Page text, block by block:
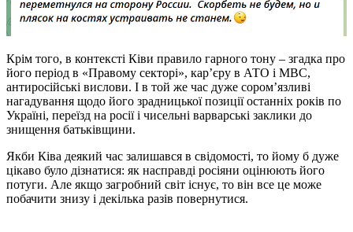
Крім того, в контексті Ківи правило гарного тону – згадка про
його період в «Правому секторі», кар’єру в АТО і МВС,
антиросійські вислови. І в той же час дуже сором’язливі
нагадування щодо його зрадницької позиції останніх років по
Україні, переїзд на росії і чисельні варварські заклики до
знищення батьківщини.
Якби Ківа деякий час залишався в свідомості, то йому б дуже
цікаво було дізнатися: як насправді росіяни оцінюють його
потуги. Але якщо загробний світ існує, то він все це може
побачити знизу і декілька разів повернутися.